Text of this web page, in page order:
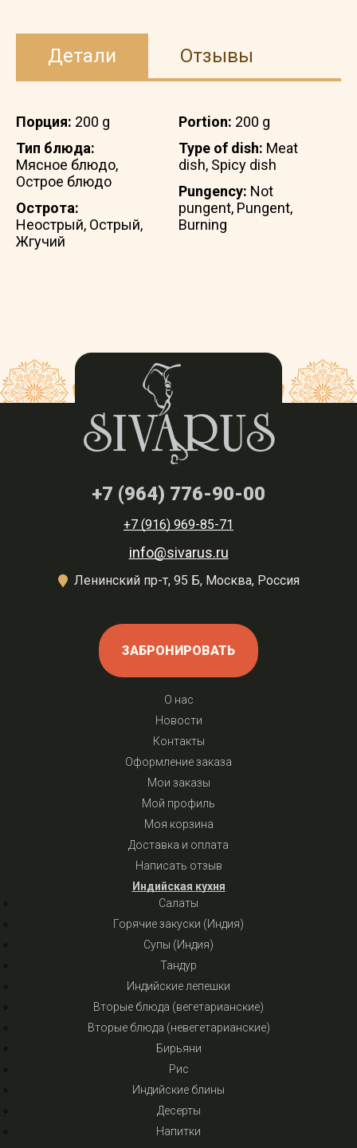
Детали Отзывы
Порция: 200 g
Тип блюда:
Мясное блюдо,
Острое блюдо
Острота:
Неострый, Острый,
Жгучий
Portion: 200 g
Type of dish: Meat
dish, Spicy dish
Pungency: Not
pungent, Pungent,
Burning
+7 (964) 776-90-00
+7 (916) 969-85-71
info@sivarus.ru
Ленинский пр-т, 95 Б, Москва, Россия
ЗАБРОНИРОВАТЬ
О нас
Новости
Контакты
Оформление заказа
Мои заказы
Мой профиль
Моя корзина
Доставка и оплата
Написать отзыв
Индийская кухня
Салаты
Горячие закуски (Индия)
Супы (Индия)
Тандур
Индийские лепешки
Вторые блюда (вегетарианские)
Вторые блюда (невегетарианские)
Бирьяни
Рис
Индийские блины
Десерты
Напитки